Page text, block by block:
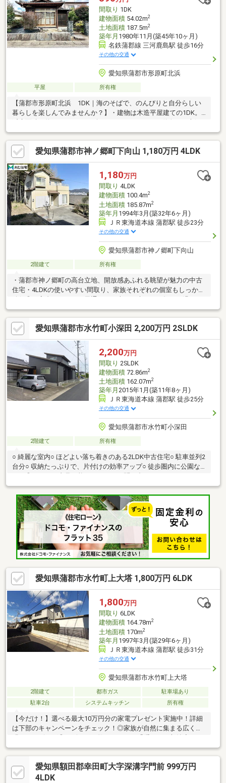
間取り 1DK
建物面積54.02m2
土地面積187.5m2
築年月 1980年11月(築45年10ヶ月)
名鉄蒲郡線 三河鹿島駅 徒歩16分
その他の交通
愛知県蒲郡市形原町北浜
平屋 所有権
【蒲郡市形原町北浜 1DK｜海のそばで、のんびりと自分らしい
暮らしを楽しんでみませんか？】・建物は木造平屋建ての1DK。
での暮らしにおすすめ。DIYやリノベーションも楽しめる魅力があ
ります◎・最寄り駅は名鉄蒲郡線「三河鹿島」駅まで徒歩16分。
通勤・通学にも利用できる距離感です。・海に近いロケーション
のため、休日には散歩やジョギングをはじめ、自然と触れ合う暮
らしが楽しめます！
愛知県蒲郡市神ノ郷町下向山 1,180万円 4LDK
1,180万円
間取り 4LDK
建物面積100.4m2
土地面積185.87m2
築年月 1994年3月(築32年6ヶ月)
ＪＲ東海道本線 蒲郡駅 徒歩23分
その他の交通
愛知県蒲郡市神ノ郷町下向山
2階建て 所有権
・蒲郡市神ノ郷町の高台立地、開放感あふれる眺望が魅力の中古
住宅・4LDKの使いやすい間取り、家族それぞれの個室もしっかり
そうです・中央小学校まで徒歩約7分、通学も無理のない距離感・
イオン蒲郡店など商業施設も徒歩圏内で生活利便性◎・1994年
築、DIYやリフォームで“自分色”にアレンジできる一邸です！＼ お
問合せは「0120-07-1645」／内見希望の方はお気軽にご連絡くだ
愛知県蒲郡市水竹町小深田 2,200万円 2SLDK
2,200万円
間取り 2SLDK
建物面積72.86m2
土地面積162.07m2
築年月 2015年1月(築11年8ヶ月)
ＪＲ東海道本線 蒲郡駅 徒歩25分
その他の交通
愛知県蒲郡市水竹町小深田
2階建て 所有権
○ 綺麗な室内○ ほどよい落ち着きのある2LDK中古住宅○ 駐車並列2
台分○ 収納たっぷりで、片付けの効率アップ○ 徒歩圏内に公園な
愛知県蒲郡市水竹町上大塔 1,800万円 6LDK
1,800万円
間取り 6LDK
建物面積164.78m2
土地面積170m2
築年月 1997年3月(築29年6ヶ月)
ＪＲ東海道本線 蒲郡駅 徒歩31分
その他の交通
愛知県蒲郡市水竹町上大塔
2階建て 都市ガス
駐車場あり
駐車2台
システムキッチン 所有権
【今だけ！】選べる最大10万円分の家電プレゼント実施中！詳細
は下部のキャンペーンをチェック！◎家族が自然に集まる広くて
ト不動産 ◇豊橋・豊川の家探しは、全てお任せください！● ネッ
トのお家、まとめてご案内！不動産屋を回る手間はゼロ。気にな
るお家は一度に見に行きましょう！● あなたに「一番良いロー
ン」をプロが探します！「今の家賃より安くしたい」「ローンが
愛知県額田郡幸田町大字深溝字門前 999万円
4LDK